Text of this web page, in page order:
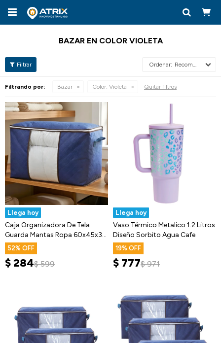

BAZAR EN COLOR VIOLETA
Recomendados
Filtrando por: Bazar Color: Violeta Quitar filtros
Llega hoy
Caja Organizadora De Tela
Guarda Mantas Ropa 60x45x30
Cm
52
$284$ 599
Llega hoy
Vaso Térmico Metalico 1.2 Litros
Diseño Sorbito Agua Cafe
19
$ 777$ 971